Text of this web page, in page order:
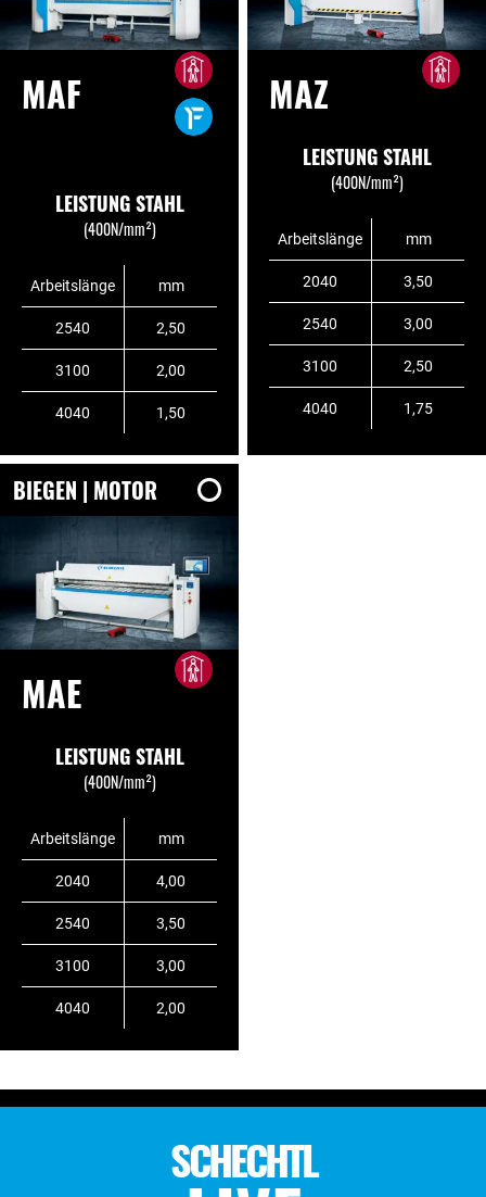
MAF
LEISTUNG STAHL
(400N/mm²)
Arbeitslänge mm
2540 2,50
3100 2,00
4040 1,50
MAZ
LEISTUNG STAHL
(400N/mm²)
Arbeitslänge mm
2040 3,50
2540 3,00
3100 2,50
4040 1,75
BIEGEN | MOTOR
MAE
LEISTUNG STAHL
(400N/mm²)
Arbeitslänge mm
2040 4,00
2540 3,50
3100 3,00
4040 2,00
SCHECHTL